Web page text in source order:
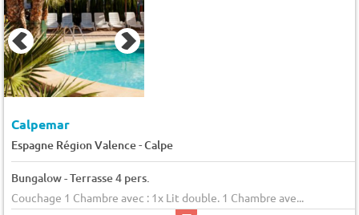
Calpemar
Espagne Région Valence-Calpe
Bungalow - Terrasse 4 pers.
Couchage 1 Chambre avec : 1x Lit double. 1 Chambre ave...